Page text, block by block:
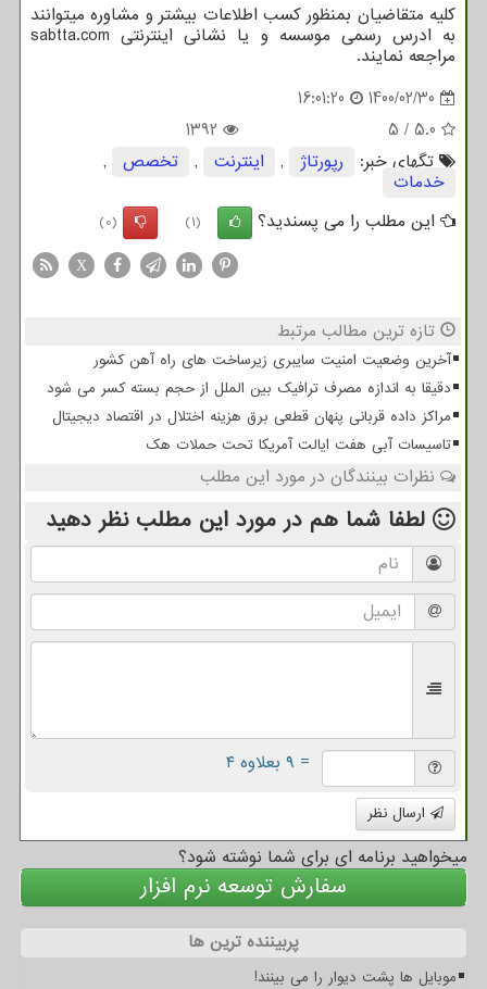
کلیه متقاضیان بمنظور کسب اطلاعات بیشتر و مشاوره میتوانند
به ادرس رسمی موسسه و یا نشانی اینترنتی sabtta.com
مراجعه نمایند.
1400/02/30
16:01:20
5.0
/
5
1392
تگهای خبر:
رپورتاژ , اینترنت , تخصص ,
خدمات
این مطلب را می پسندید؟
(1)
(0)
X
تازه ترین مطالب مرتبط
آخرین وضعیت امنیت سایبری زیرساخت های راه آهن کشور
دقیقا به اندازه مصرف ترافیک بین الملل از حجم بسته کسر می شود
مراکز داده قربانی پنهان قطعی برق هزینه اختلال در اقتصاد دیجیتال
تاسیسات آبی هفت ایالت آمریکا تحت حملات هک
نظرات بینندگان در مورد این مطلب
لطفا شما هم در مورد این مطلب نظر دهید
= ۹ بعلاوه ۴
ارسال نظر
میخواهید برنامه ای برای شما نوشته شود؟
سفارش توسعه نرم افزار
پربیننده ترین ها
موبایل ها پشت دیوار را می بینند!